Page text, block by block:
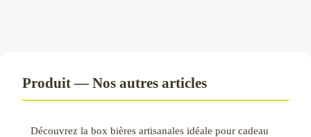
Produit — Nos autres articles
Découvrez la box bières artisanales idéale pour cadeau